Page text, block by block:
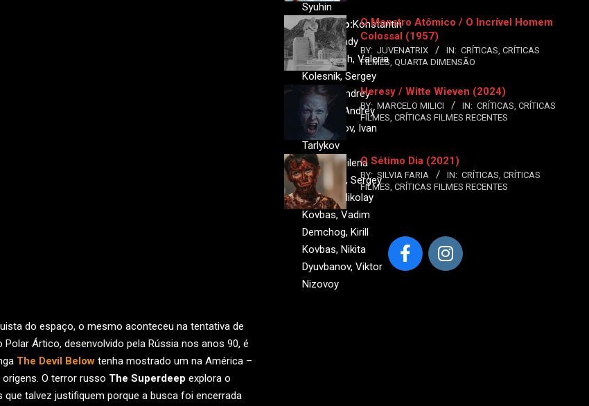
Syuhin
Produção:Konstantin
Elkin, Arkady
Golubovich, Valeria
Kolesnik, Sergey
Kulikov, Andrey
Lyakhov, Andrey
Shishkanov, Ivan
Tarlykov
Elenco:Milena
Radulovic, Sergey
Ivanyuk, Nikolay
Kovbas, Vadim
Demchog, Kirill
Kovbas, Nikita
Dyuvbanov, Viktor
Nizovoy
do espaço, o mesmo aconteceu na tentativa de
Polar Ártico, desenvolvido pela Rússia nos anos 90, é
The Devil Below tenha mostrado um na América –
O terror russo The Superdeep explora o
talvez justifiquem porque a busca foi encerrada
O Monstro Atômico / O Incrível Homem
Colossal (1957)
BY: JUVENATRIX IN: CRÍTICAS, CRÍTICAS
FILMES, QUARTA DIMENSÃO
Heresy / Witte Wieven (2024)
BY: MARCELO MILICI IN: CRÍTICAS, CRÍTICAS
FILMES, CRÍTICAS FILMES RECENTES
O Sétimo Dia (2021)
BY: SILVIA FARIA IN: CRÍTICAS, CRÍTICAS
FILMES, CRÍTICAS FILMES RECENTES